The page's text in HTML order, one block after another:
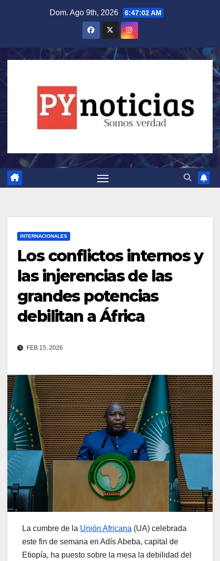
Dom. Ago 9th, 2026 6:47:03 AM
INTERNACIONALES
Los conflictos internos y
las injerencias de las
grandes potencias
debilitan a África
FEB 15, 2026
La cumbre de la Unión Africana (UA) celebrada
este fin de semana en Adís Abeba, capital de
Etiopía, ha puesto sobre la mesa la debilidad del